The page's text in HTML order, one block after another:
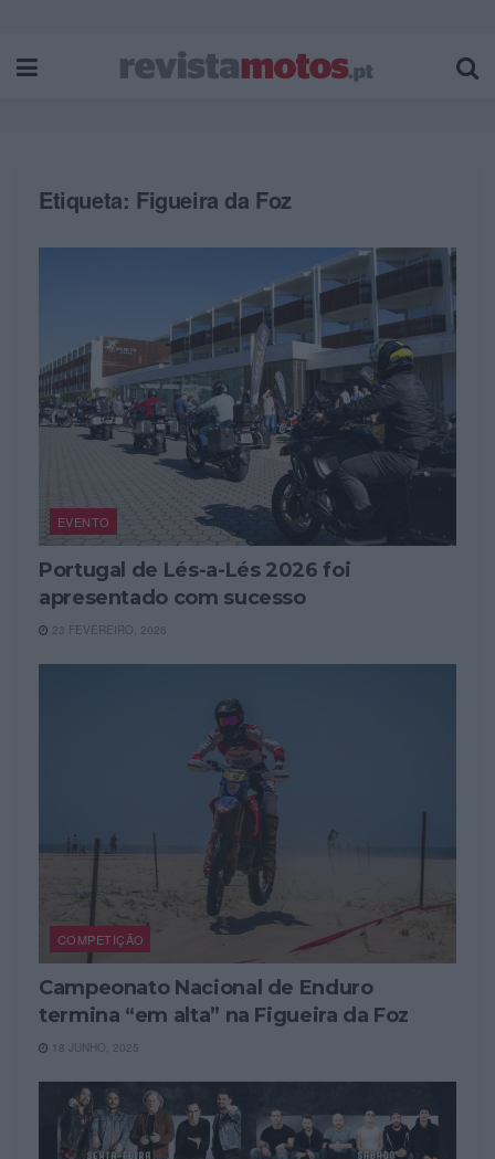
Etiqueta: Figueira da Foz
EVENTO
Portugal de Lés-a-Lés 2026 foi
apresentado com sucesso
23 FEVEREIRO, 2026
COMPETIÇÃO
Campeonato Nacional de Enduro
termina “em alta” na Figueira da Foz
18 JUNHO, 2025